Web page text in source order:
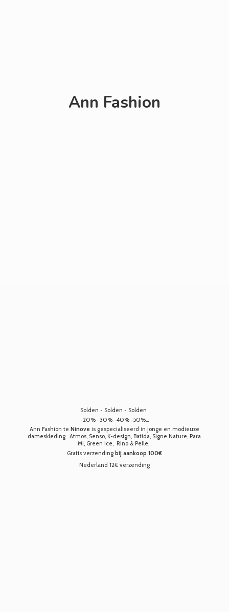
Ann Fashion
Solden - Solden - Solden
-20% -30% -40% -50%...
Ann Fashion te Ninove is gespecialiseerd in jonge en modieuze
dameskleding. Atmos, Senso, K-design, Batida, Signe Nature, Para
Mi, Green Ice, Rino & Pelle...
Gratis verzending bij aankoop 100€
Nederland 12€ verzending